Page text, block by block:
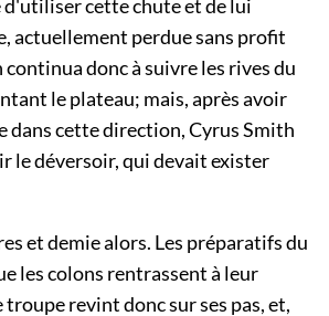
cette chute et de lui
actuellement perdue sans profit
donc à suivre les rives du
le plateau; mais, après avoir
dans cette direction, Cyrus Smith
le déversoir, qui devait exister
et demie alors. Les préparatifs du
les colons rentrassent à leur
revint donc sur ses pas, et,